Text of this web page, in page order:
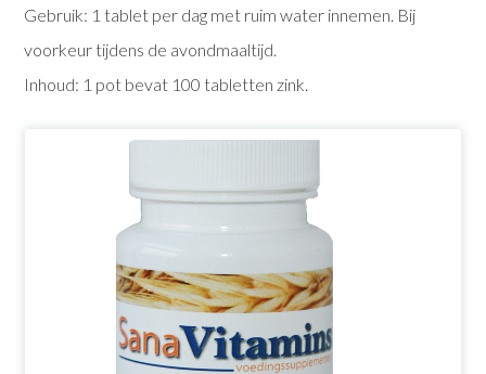
Gebruik: 1 tablet per dag met ruim water innemen. Bij
voorkeur tijdens de avondmaaltijd.
Inhoud: 1 pot bevat 100 tabletten zink.